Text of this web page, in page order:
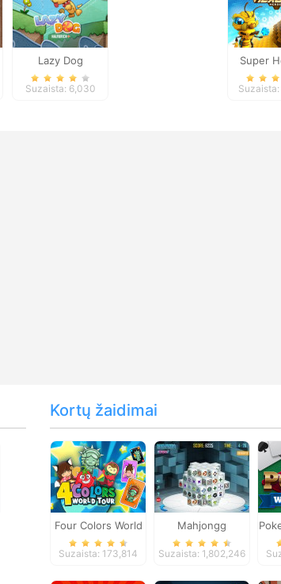
Lazy Dog
Suzaista: 6,030
Super
Kortų žaidimai
Four Colors World
Tour
Suzaista: 173,814
Mahjongg
Dimensions
Suzaista: 1,802,246